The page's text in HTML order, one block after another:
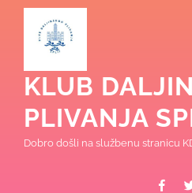
content
KLUB
PLIVANJA
Dobro došli na službenu stranicu